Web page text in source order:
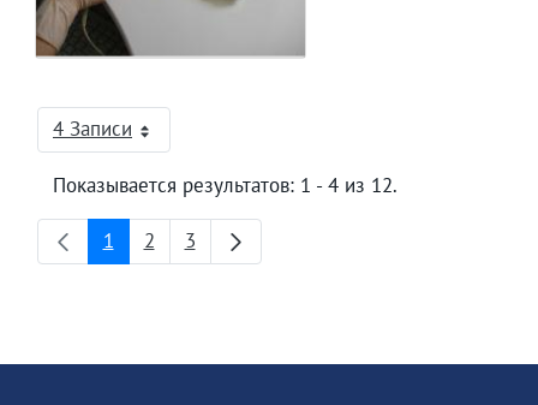
4 ЗаписиНа страницу
Показывается результатов: 1 - 4 из 12.
Страница
1 Страница
2 Страница
3